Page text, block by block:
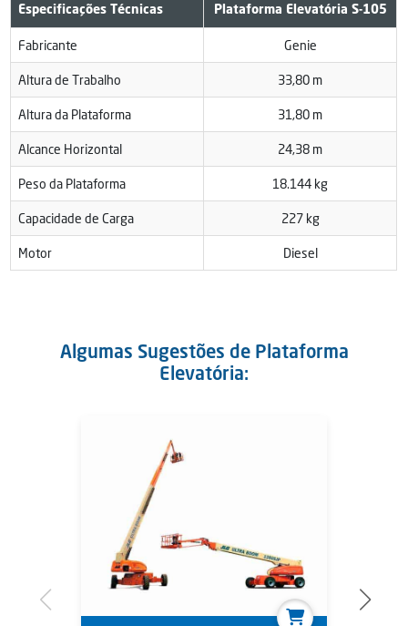
Especificações Técnicas Plataforma Elevatória S-105
Fabricante Genie
Altura de Trabalho 33,80 m
Altura da Plataforma 31,80 m
Alcance Horizontal 24,38 m
Peso da Plataforma 18.144 kg
Capacidade de Carga 227 kg
Motor Diesel
Algumas Sugestões de Plataforma
Elevatória: